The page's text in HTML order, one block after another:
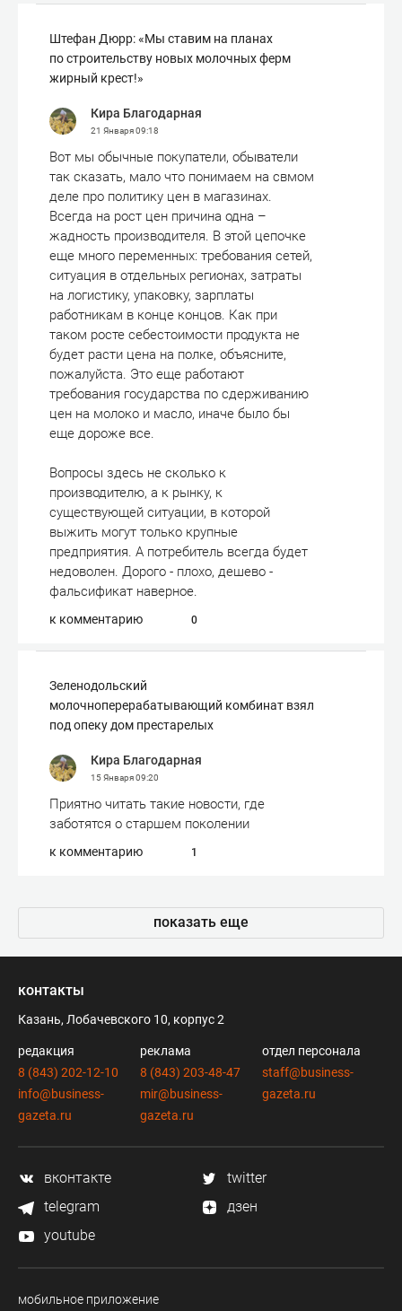
Штефан Дюрр: «Мы ставим на планах
по строительству новых молочных ферм
жирный крест!»
Кира Благодарная
21 Января09:18
Вот мы обычные покупатели, обыватели
так сказать, мало что понимаем на свмом
деле про политику цен в магазинах.
Всегда на рост цен причина одна –
жадность производителя. В этой цепочке
еще много переменных: требования сетей,
ситуация в отдельных регионах, затраты
на логистику, упаковку, зарплаты
работникам в конце концов. Как при
таком росте себестоимости продукта не
будет расти цена на полке, объясните,
пожалуйста. Это еще работают
требования государства по сдерживанию
цен на молоко и масло, иначе было бы
еще дороже все.
Вопросы здесь не сколько к
производителю, а к рынку, к
существующей ситуации, в которой
выжить могут только крупные
предприятия. А потребитель всегда будет
недоволен. Дорого - плохо, дешево -
фальсификат наверное.
к комментарию 0
Зеленодольский
молочноперерабатывающий комбинат взял
под опеку дом престарелых
Кира Благодарная
15 Января09:20
Приятно читать такие новости, где
заботятся о старшем поколении
к комментарию 1
показать еще
контакты
Казань, Лобачевского 10, корпус 2
редакция
8 (843) 202-12-10
info@business-
gazeta.ru
реклама
8 (843) 203-48-47
mir@business-
gazeta.ru
отдел персонала
staff@business-
gazeta.ru
вконтакте
twitter
telegram
дзен
youtube
мобильное приложение